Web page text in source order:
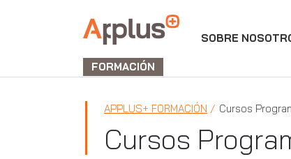
APPLUS+
FORMACIÓN
SOBRE
APPLUS+ FORMACIÓN Cursos
Cursos